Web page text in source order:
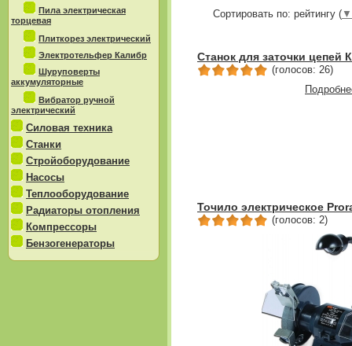
Пила электрическая
торцевая
Плиткорез электрический
Электротельфер Калибр
Шуруповерты
аккумуляторные
Вибратор ручной
электрический
Силовая техника
Станки
Стройоборудование
Насосы
Теплооборудование
Радиаторы отопления
Компрессоры
Бензогенераторы
Сортировать по: рейтингу ( ▼
Станок для заточки цепей
(голосов: 26)
Точило электрическое
(голосов: 2)